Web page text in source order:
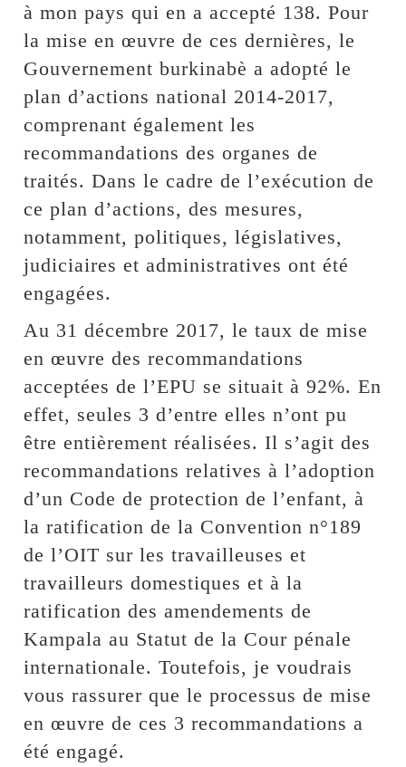
à mon pays qui en a accepté 138. Pour
la mise en œuvre de ces dernières, le
Gouvernement burkinabè a adopté le
plan d’actions national 2014-2017,
comprenant également les
recommandations des organes de
traités. Dans le cadre de l’exécution de
ce plan d’actions, des mesures,
notamment, politiques, législatives,
judiciaires et administratives ont été
engagées.
Au 31 décembre 2017, le taux de mise
en œuvre des recommandations
acceptées de l’EPU se situait à 92%. En
effet, seules 3 d’entre elles n’ont pu
être entièrement réalisées. Il s’agit des
recommandations relatives à l’adoption
d’un Code de protection de l’enfant, à
la ratification de la Convention n°189
de l’OIT sur les travailleuses et
travailleurs domestiques et à la
ratification des amendements de
Kampala au Statut de la Cour pénale
internationale. Toutefois, je voudrais
vous rassurer que le processus de mise
en œuvre de ces 3 recommandations a
été engagé.